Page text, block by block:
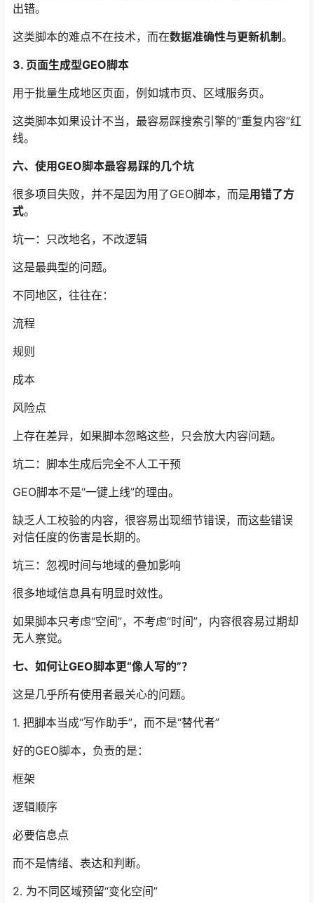
出错。
这类脚本的难点不在技术，而在数据准确性与更新机制 。
3. 页面生成型GEO脚本
用于批量生成地区页面，例如城市页、区域服务页。
这类脚本如果设计不当，最容易踩搜索引擎的“重复内容”红
线。
六、使用GEO脚本最容易踩的几个坑
很多项目失败，并不是因为用了GEO脚本，而是用错了方
式。
坑一：只改地名，不改逻辑
这是最典型的问题。
不同地区，往往在：
流程
规则
成本
风险点
上存在差异，如果脚本忽略这些，只会放大内容问题。
坑二：脚本生成后完全不人工干预
GEO脚本不是“一键上线”的理由。
缺乏人工校验的内容，很容易出现细节错误，而这些错误
对信任度的伤害是长期的。
坑三：忽视时间与地域的叠加影响
很多地域信息具有明显时效性。
如果脚本只考虑“空间”，不考虑“时间”，内容很容易过期却
无人察觉。
七、如何让GEO脚本更“像人写的”？
这是几乎所有使用者最关心的问题。
1. 把脚本当成“写作助手”，而不是“替代者”
好的GEO脚本，负责的是：
框架
逻辑顺序
必要信息点
而不是情绪、表达和判断。
2. 为不同区域预留“变化空间”